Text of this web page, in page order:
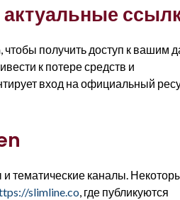
получить доступ к вашим
к потере средств и
вход на официальный
тематические каналы.
slimline.co, где публикуются